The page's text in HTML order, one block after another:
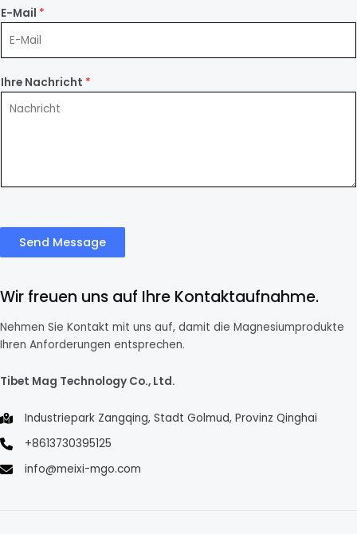
E-Mail *
Ihre Nachricht *
Send Message
Wir freuen uns auf Ihre Kontaktaufnahme.
Nehmen Sie Kontakt mit uns auf, damit die Magnesiumprodukte
Ihren Anforderungen entsprechen.
Tibet Mag Technology Co., Ltd.
Industriepark Zangqing, Stadt Golmud, Provinz Qinghai
+8613730395125
info@meixi-mgo.com